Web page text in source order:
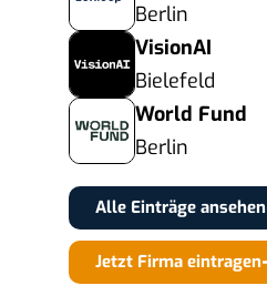
Berlin
VisionAI
Bielefeld
World Fund
Berlin
Alle Einträge ansehen
Jetzt Firma eintragen